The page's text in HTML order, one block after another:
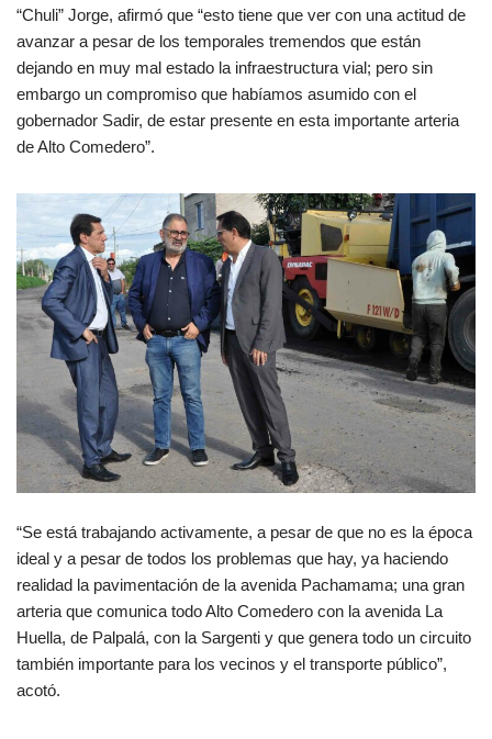
“Chuli” Jorge, afirmó que “esto tiene que ver con una actitud de
avanzar a pesar de los temporales tremendos que están
dejando en muy mal estado la infraestructura vial; pero sin
embargo un compromiso que habíamos asumido con el
gobernador Sadir, de estar presente en esta importante arteria
de Alto Comedero”.
“Se está trabajando activamente, a pesar de que no es la época
ideal y a pesar de todos los problemas que hay, ya haciendo
realidad la pavimentación de la avenida Pachamama; una gran
arteria que comunica todo Alto Comedero con la avenida La
Huella, de Palpalá, con la Sargenti y que genera todo un circuito
también importante para los vecinos y el transporte público”,
acotó.